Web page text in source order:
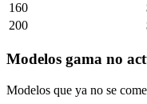
160
200
Modelos gama no
Modelos que ya no se